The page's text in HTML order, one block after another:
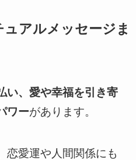
アルメッセージま
い、愛や幸福を引き寄
ワーがあります。
恋愛運や人間関係にも